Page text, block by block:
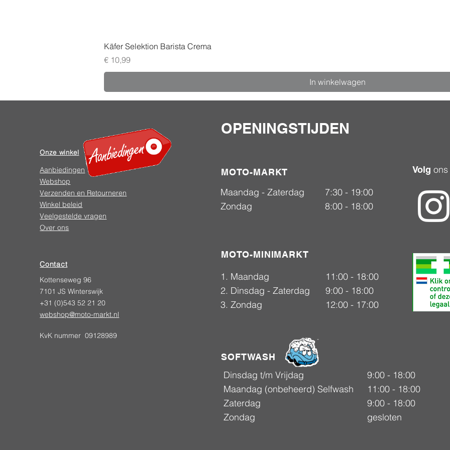
Käfer Selektion Barista Crema
Prijs
€ 10,99
In winkelwagen
Aanbiedingen
Webshop
Verzenden en Retourneren
Winkel beleid
Veelgestelde vragen
Over ons
Onze winkel
Contact
Kottenseweg 96
7101 JS Winterswijk
+31 (0)543 52 21 20
webshop@moto-markt.nl
KvK nummer 09128989
OPENINGSTIJDEN
MOTO-MARKT Volg
Maandag - Zaterdag
7:30 - 19:00
Zondag
8:00 - 18:00
MOTO-MINIMARKT
1. Maandag
11:00 - 18:00
2. Dinsdag - Zaterdag
9:00 - 18:00
3. Zondag
12:00 - 17:00
SOFTWASH
Dinsdag t/m Vrijdag
9:00 - 18:00
Maandag (onbeheerd) Selfwash
11:00 - 18:00
Zaterdag
9:00 - 18:00
Zondag
gesloten